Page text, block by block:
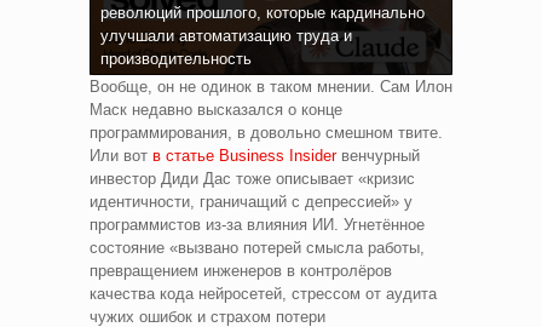
революций прошлого, которые кардинально
улучшали автоматизацию труда и
производительность
Вообще, он не одинок в таком мнении. Сам Илон
Маск недавно высказался о конце
программирования, в довольно смешном твите.
Или вот в статье Business Insiderвенчурный
инвестор Диди Дас тоже описывает «кризис
идентичности, граничащий с депрессией» у
программистов из-за влияния ИИ. Угнетённое
состояние «вызвано потерей смысла работы,
превращением инженеров в контролёров
качества кода нейросетей, стрессом от аудита
чужих ошибок и страхом потери